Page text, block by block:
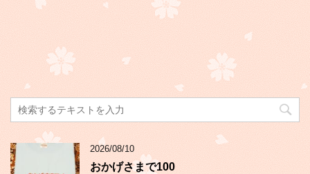
2026/08/10
おかげさまで100